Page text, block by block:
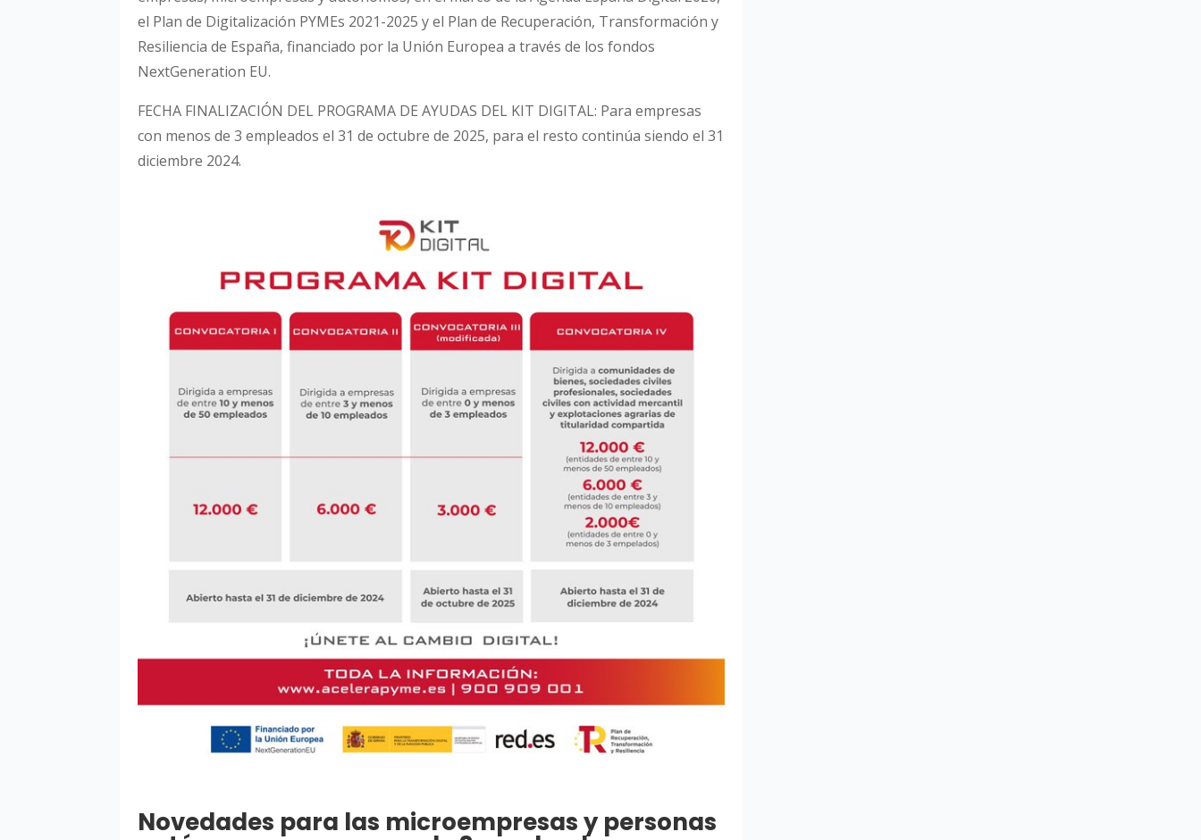
el Plan de Digitalización PYMEs 2021-2025 y el Plan de Recuperación, Transformación y
Resiliencia de España, financiado por la Unión Europea a través de los fondos
NextGeneration EU.
FECHA FINALIZACIÓN DEL PROGRAMA DE AYUDAS DEL KIT DIGITAL: Para empresas
con menos de 3 empleados el 31 de octubre de 2025, para el resto continúa siendo el 31
diciembre 2024.
Novedades para las microempresas y personas